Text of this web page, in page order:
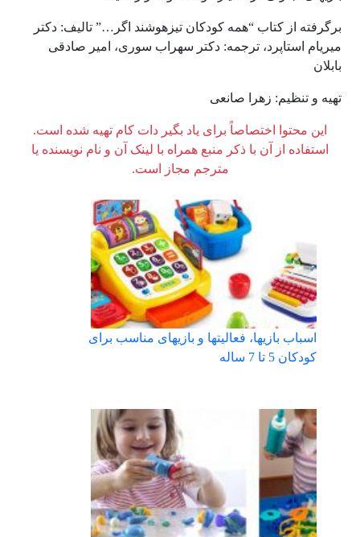
برگرفته از کتاب “همه کودکان تیزهوشند اگر…” تالیف: دکتر
میریام استاپرد، ترجمه: دکتر سهراب سوری، امیر صادقی
بابلان
تهیه و تنظیم: زهرا صانعی
این محتوا اختصاصاً برای یاد بگیر دات کام تهیه شده است.
استفاده از آن با ذکر منبع همراه با لینک آن و نام نویسنده یا
مترجم مجاز است.
اسباب بازیها، فعالیتها و بازیهای مناسب برای
کودکان 5 تا 7 ساله